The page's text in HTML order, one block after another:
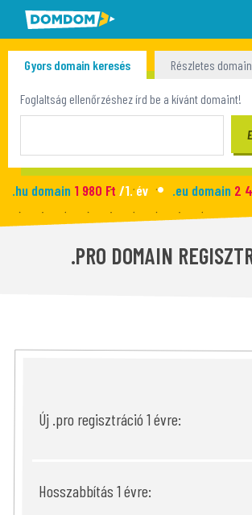
Gyors domain keresés
Részletes
Tömeges domain keresés
Foglaltság ellenőrzéshez írd be a kívánt domaint!
.hu domain 1 980 Ft /1. év .eu domain 2
.site domain990 Ft/1. év .fun
Új honlap2 990 Ft/hó
.PRO DOMAIN
Új .pro regisztráció 1 évre:
Hosszabbítás 1 évre: